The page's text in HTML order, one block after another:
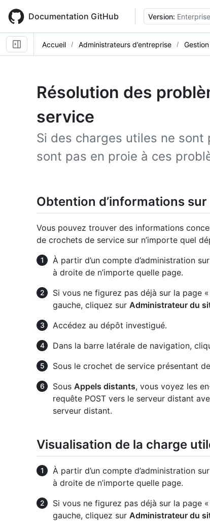
main
content
Documentation GitHub Version:
Accueil Administrateurs d’entreprise
Résolution des
service
Si des charges utiles ne sont
sont pas en proie à ces
Obtention d’informations
Vous pouvez trouver des informations
de crochets de service sur n’importe quel
À partir d’un compte d’administration
à droite de n’importe quelle page.
Si vous ne figurez pas déjà sur la page
gauche, cliquez sur Administrateur du
Accédez au dépôt investigué.
Dans la barre latérale de navigation,
Sous le crochet de service présentant
Sous Appels distants, vous voyez les
requête POST vers le serveur distant
serveur distant.
Visualisation de la charge
À partir d’un compte d’administration
à droite de n’importe quelle page.
Si vous ne figurez pas déjà sur la page
gauche, cliquez sur Administrateur du